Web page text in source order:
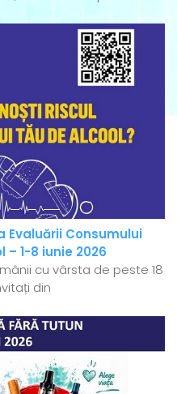
Evaluării Consumului
– 1-8 iunie 2026
cu vârsta de peste 18
din